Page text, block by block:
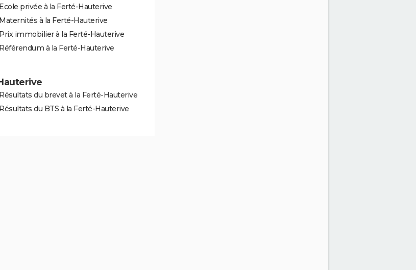
Ecole privée à la Ferté-Hauterive
Maternités à la Ferté-Hauterive
Prix immobilier à la Ferté-Hauterive
Référendum à la Ferté-Hauterive
Résultats du brevet à la Ferté-Hauterive
Résultats du BTS à la Ferté-Hauterive